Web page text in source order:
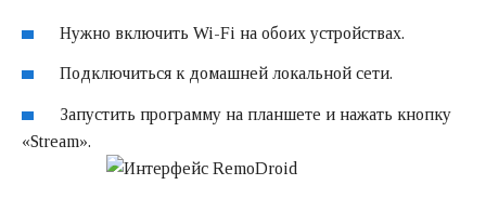
Нужно включить Wi-Fi на обоих устройствах.
Подключиться к домашней локальной сети.
Запустить программу на планшете и нажать кнопку
«Stream».